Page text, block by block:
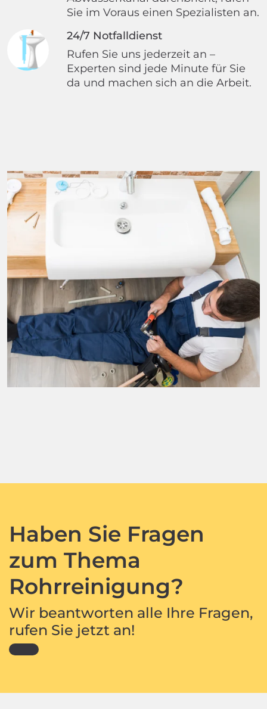
Sie im Voraus einen Spezialisten an.
24/7 Notfalldienst
Rufen Sie uns jederzeit an –
Experten sind jede Minute für Sie
da und machen sich an die Arbeit.
Haben Sie Fragen
zum Thema
Rohrreinigung?
Wir beantworten alle Ihre Fragen,
rufen Sie jetzt an!